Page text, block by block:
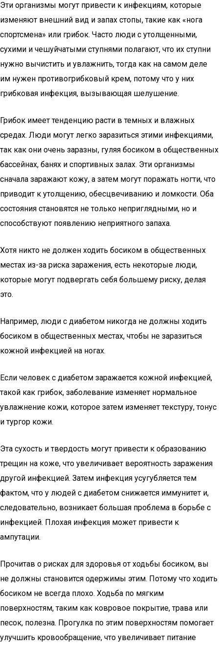
Эти организмы могут привести к инфекциям, которые
изменяют внешний вид и запах стопы, такие как «нога
спортсмена» или грибок. Часто люди с утолщенными,
сухими и чешуйчатыми ступнями полагают, что их ступни
нужно вычистить и увлажнить, тогда как на самом деле
им нужен противогрибковый крем, потому что у них
грибковая инфекция, вызывающая шелушение.
Грибок имеет тенденцию расти в темных и влажных
средах. Люди могут легко заразиться этими инфекциями,
так как они очень заразны, гуляя босиком в общественных
бассейнах, банях и спортивных залах. Эти организмы
сначала заражают кожу, а затем могут поражать ногти, что
приводит к утолщению, обесцвечиванию и ломкости. Оба
состояния становятся не только неприглядными, но и
способствуют появлению неприятного запаха.
Хотя никто не должен ходить босиком в общественных
местах из-за риска заражения, есть некоторые люди,
которые могут подвергать себя большему риску, делая
это.
Например, люди с диабетом никогда не должны ходить
босиком в общественных местах, чтобы не заразиться
кожной инфекцией на ногах.
Если человек с диабетом заражается кожной инфекцией,
такой как грибок, заболевание изменяет нормальное
увлажнение кожи, которое затем изменяет текстуру, тонус
и тургор кожи.
Эта сухость и твердость могут привести к образованию
трещин на коже, что увеличивает вероятность заражения
другой инфекцией. Затем инфекция усугубляется тем
фактом, что у людей с диабетом снижается иммунитет и,
следовательно, возникает большая проблема в борьбе с
инфекцией. Плохая инфекция может привести к
ампутации.
Прочитав о рисках для здоровья от ходьбы босиком, вы
не должны становится одержимы этим. Потому что ходить
босиком не всегда плохо. Ходьба по мягким
поверхностям, таким как ковровое покрытие, трава или
песок, полезна. Прогулка по этим поверхностям помогает
улучшить кровообращение, что увеличивает питание